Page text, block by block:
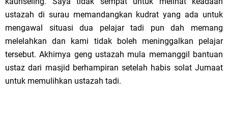
ustazah di surau memandangkan kudrat yang ada untuk
mengawal situasi dua pelajar tadi pun dah memang
melelahkan dan kami tidak boleh meninggalkan pelajar
tersebut. Akhirnya geng ustazah mula memanggil bantuan
ustaz dari masjid berhampiran setelah habis solat Jumaat
untuk memulihkan ustazah tadi.